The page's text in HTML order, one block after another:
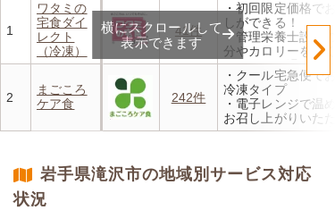
1
ワタミの
宅食ダイ
レクト
（冷凍）
41件
・初回限定価格で
しができる！
・管理栄養士設計
分やカロリーを賢く
・レンジで温めるだ
使わず安全で片付
・豊富な献立で毎
飽きることなく楽
2
まごころ
ケア食
242件
・クール宅急便で
冷凍タイプ
・電子レンジで温
お召し上がりいただ
・メニューの組み
んと20％OFF！
横にスクロールして
表示できます
岩手県滝沢市の地域別サービス対応
状況